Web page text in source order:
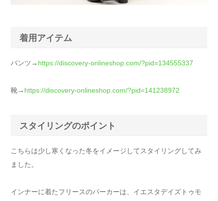
着用アイテム
パンツ→ https://discovery-onlineshop.com/?pid=134555337
靴→ https://discovery-onlineshop.com/?pid=141238972
スタイリングのポイント
こちらは少し寒くなった冬をイメージしてスタイリングしてみ
ました。
インナーに着たフリースのパーカーは、イエスタデイズトゥモ